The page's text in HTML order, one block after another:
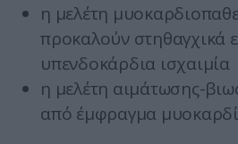
η μελέτη
προκαλούν στηθαγχικά
υπενδοκάρδια ισχαιμία
η μελέτη αιμάτωσης-
από έμφραγμα